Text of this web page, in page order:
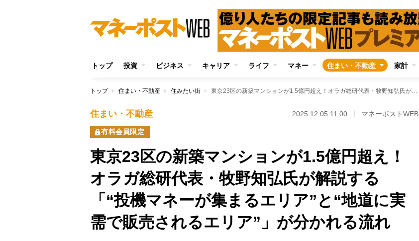
トップ 投資 ビジネス キャリア ライフ マネー 住まい・不動産 家計
トップ 住まい・不動産 住みたい街 東京23区の新築マンションが1.5億円超え！オラガ総研代表・牧野知弘氏が解説する「“投機マネーが集まるエリア”と“地道に実需で販売されるエリア”」が分かれる流れ
住まい・不動産 2025.12.05 11:00 マネーポストWEB
有料会員限定
東京23区の新築マンションが1.5億円超え！
オラガ総研代表・牧野知弘氏が解説する
「“投機マネーが集まるエリア”と“地道に実
需で販売されるエリア”」が分かれる流れ